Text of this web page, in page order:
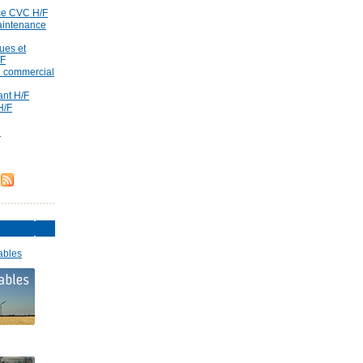
CVC H/F
et
H/F
F